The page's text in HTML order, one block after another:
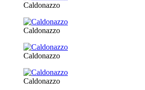
Caldonazzo
Caldonazzo
Caldonazzo
Caldonazzo